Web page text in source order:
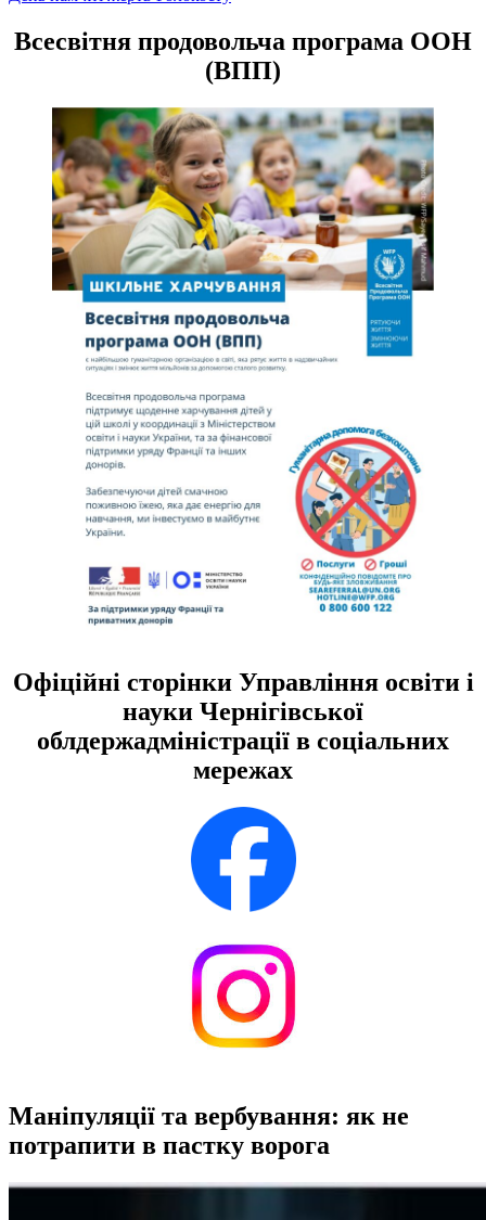
записів
Всесвітня продовольча програма ООН
(ВПП)
Офіційні сторінки Управління освіти і
науки Чернігівської
облдержадміністрації в соціальних
мережах
Маніпуляції та вербування: як не
потрапити в пастку ворога